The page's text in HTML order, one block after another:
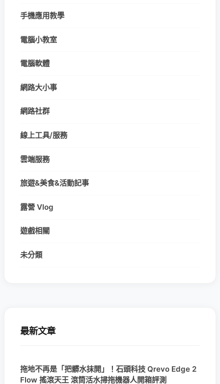
手機應用教學
電腦小教室
電腦軟體
網路大小事
網路社群
線上工具/服務
雲端服務
旅遊&美食&活動記事
露營 Vlog
遊戲相關
未分類
最新文章
拖地不再是「把髒水抹開」！石頭科技 Qrevo Edge 2
Flow 搖滾天王 滾筒活水掃拖機器人開箱評測